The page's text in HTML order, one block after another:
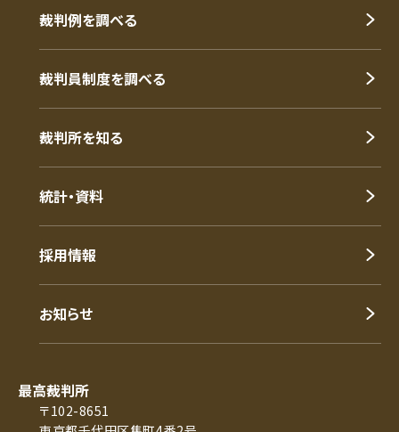
裁判例を調べる
裁判員制度を調べる
裁判所を知る
統計・資料
採用情報
お知らせ
最高裁判所
〒102-8651